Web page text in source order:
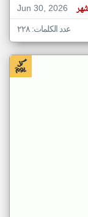
Jun 30, 2026
عدد الكلمات: ٢٢٨